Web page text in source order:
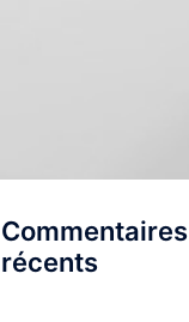
Commentaires
récents